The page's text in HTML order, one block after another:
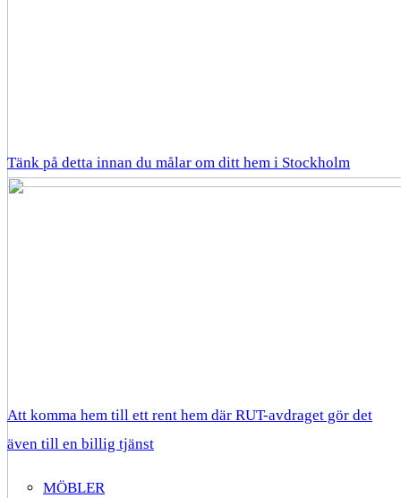
Tänk på detta innan du målar om ditt hem i Stockholm
Att komma hem till ett rent hem där RUT-avdraget gör det
även till en billig tjänst
MÖBLER